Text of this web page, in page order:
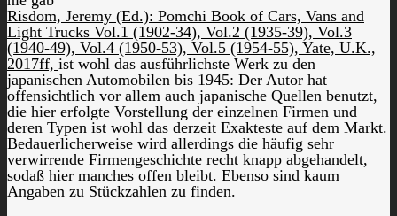
Risdom, Jeremy (Ed.): Pomchi Book of Cars, Vans and
Light Trucks Vol.1 (1902-34), Vol.2 (1935-39), Vol.3
(1940-49), Vol.4 (1950-53), Vol.5 (1954-55), Yate, U.K.,
2017ff, ist wohl das ausführlichste Werk zu den
japanischen Automobilen bis 1945: Der Autor hat
offensichtlich vor allem auch japanische Quellen benutzt,
die hier erfolgte Vorstellung der einzelnen Firmen und
deren Typen ist wohl das derzeit Exakteste auf dem Markt.
Bedauerlicherweise wird allerdings die häufig sehr
verwirrende Firmengeschichte recht knapp abgehandelt,
sodaß hier manches offen bleibt. Ebenso sind kaum
Angaben zu Stückzahlen zu finden.